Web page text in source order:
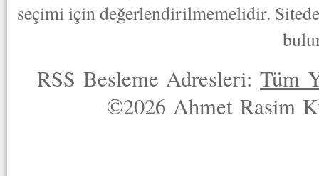
seçimi için değerlendirilmemelidir.
RSS Besleme Adresleri:Tüm
©2026 Ahmet Rasim